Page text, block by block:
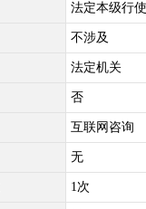
法定本级行使
不涉及
法定机关
否
互联网咨询
无
1次